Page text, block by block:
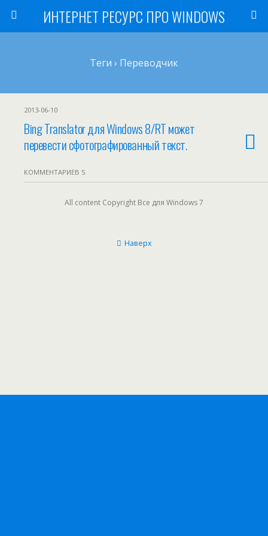
ИНТЕРНЕТ РЕСУРС ПРО WINDOWS
Теги › Переводчик
2013-06-10
Bing Translator для Windows 8/RT может
перевести сфотографированный текст.
КОММЕНТАРИЕВ 5
All content Copyright Все для Windows 7
Наверх